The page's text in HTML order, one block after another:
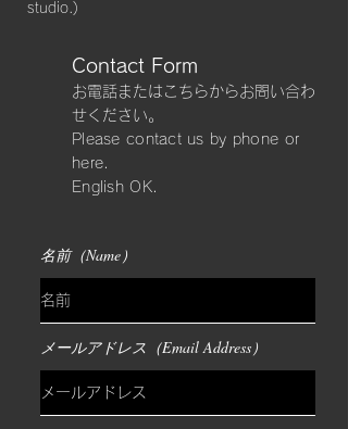
studio.)
Contact Form
​お電話またはこちらからお問い合わ
せください。
Please contact us by phone or
here.
​English OK.
名前（Name）
メールアドレス（Email Address）